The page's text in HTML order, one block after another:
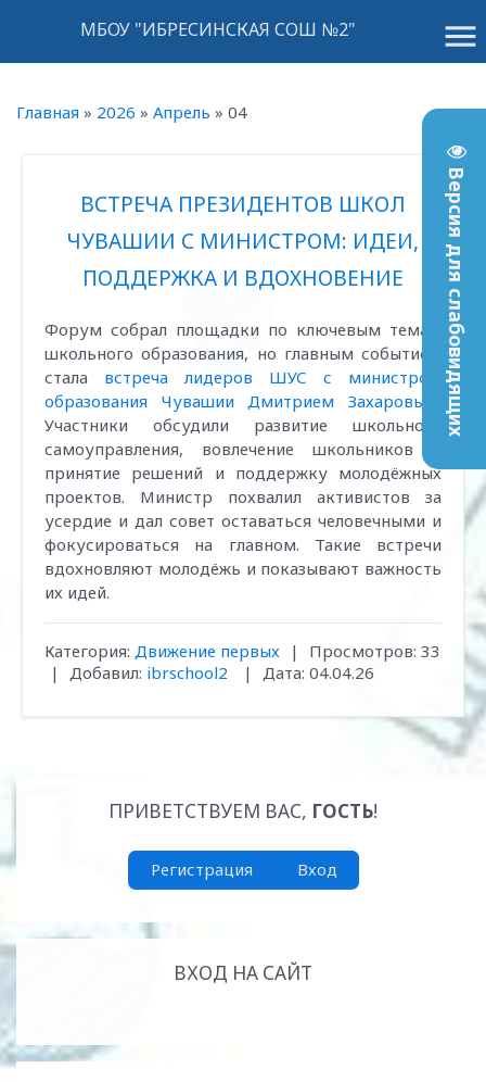
Версия для слабовидящих
menu
МБОУ "ИБРЕСИНСКАЯ СОШ №2"
Главная » 2026 » Апрель » 04
ВСТРЕЧА ПРЕЗИДЕНТОВ ШКОЛ
ЧУВАШИИ С МИНИСТРОМ: ИДЕИ,
ПОДДЕРЖКА И ВДОХНОВЕНИЕ
Форум собрал площадки по ключевым темам
школьного образования, но главным событием
стала встреча лидеров ШУС с министром
образования Чувашии Дмитрием Захаровым
Участники обсудили развитие школьного
самоуправления, вовлечение школьников в
принятие решений и поддержку молодёжных
проектов. Министр похвалил активистов за
усердие и дал совет оставаться человечными и
фокусироваться на главном. Такие встречи
вдохновляют молодёжь и показывают важность
их идей.
Категория: Движение первых | Просмотров: 33
|
Добавил: ibrschool2 | Дата: 04.04.26
ПРИВЕТСТВУЕМ ВАС, ГОСТЬ!
Регистрация Вход
ВХОД НА САЙТ